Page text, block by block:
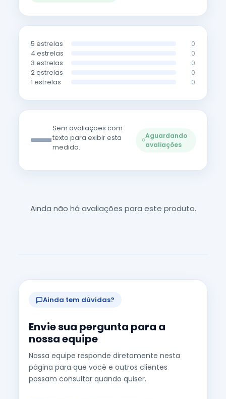
5 estrelas 0
4 estrelas 0
3 estrelas 0
2 estrelas 0
1 estrelas 0
—Sem avaliações com
texto para exibir esta
medida.
Aguardando
avaliações
Ainda não há avaliações para este produto.
Ainda tem dúvidas?
Envie sua pergunta para a
nossa equipe
Nossa equipe responde diretamente nesta
página para que você e outros clientes
possam consultar quando quiser.